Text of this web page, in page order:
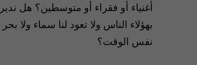
أغنياء أو فقراء أو متوسطين؟ هل
بهؤلاء الناس ولا تعود لنا سماء ولا
نفس الوقت؟